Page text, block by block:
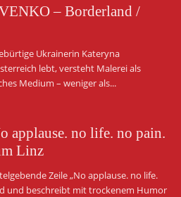
– Borderland /
Ukrainerin Kateryna
lebt, versteht Malerei als
Medium – weniger als...
applause. no life. no pain.
Linz
Zeile „No applause. no life.
und beschreibt mit trockenem Humor